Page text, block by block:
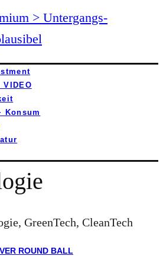
> Untergangs-
Konsum
GreenTech, CleanTech